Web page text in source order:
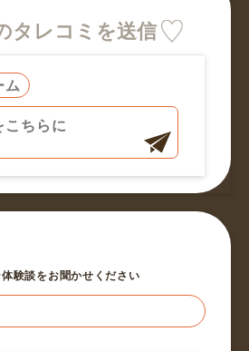
タレコミを送信
験談をお聞かせください